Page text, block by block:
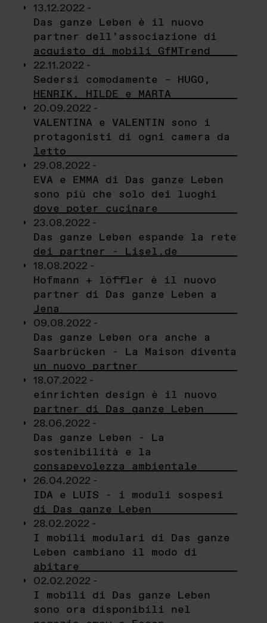
13.12.2022 -
Das ganze Leben è il nuovo
partner dell’associazione di
acquisto di mobili GfMTrend
22.11.2022 -
Sedersi comodamente – HUGO,
HENRIK, HILDE e MARTA
20.09.2022 -
VALENTINA e VALENTIN sono i
protagonisti di ogni camera da
letto
29.08.2022 -
EVA e EMMA di Das ganze Leben
sono più che solo dei luoghi
dove poter cucinare
23.08.2022 -
Das ganze Leben espande la rete
dei partner - Lisel.de
18.08.2022 -
Hofmann + löffler è il nuovo
partner di Das ganze Leben a
Jena
09.08.2022 -
Das ganze Leben ora anche a
Saarbrücken - La Maison diventa
un nuovo partner
18.07.2022 -
einrichten design è il nuovo
partner di Das ganze Leben
28.06.2022 -
Das ganze Leben - La
sostenibilità e la
consapevolezza ambientale
26.04.2022 -
IDA e LUIS - i moduli sospesi
di Das ganze Leben
28.02.2022 -
I mobili modulari di Das ganze
Leben cambiano il modo di
abitare
02.02.2022 -
I mobili di Das ganze Leben
sono ora disponibili nel